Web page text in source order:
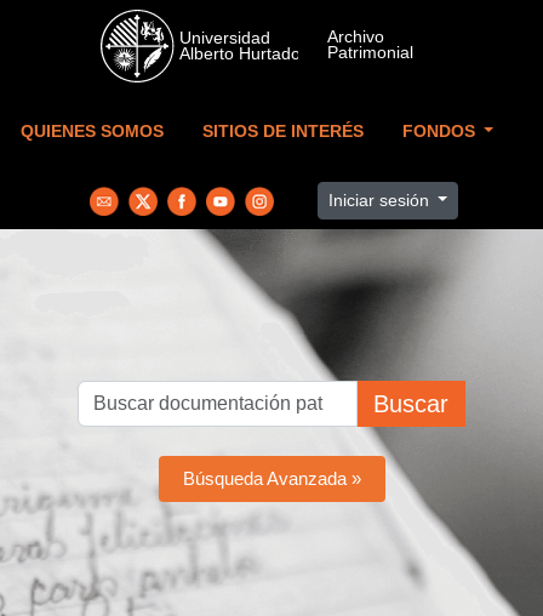
Skip to main content
QUIENES SOMOS SITIOS DE INTERÉS FONDOS
Iniciar sesión
Buscar
Búsqueda Avanzada »